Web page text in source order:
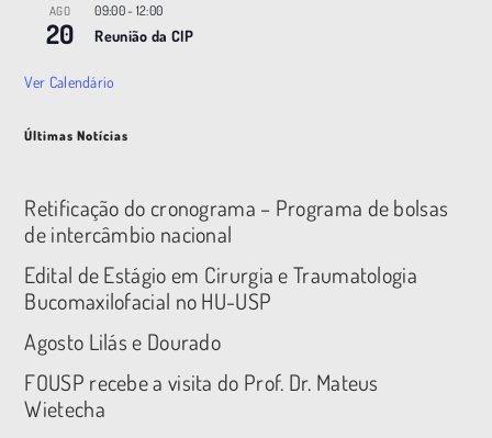
AGO
20
09:00- 12:00
Reunião da CIP
Ver Calendário
Últimas Notícias
Retificação do cronograma – Programa de bolsas
de intercâmbio nacional
Edital de Estágio em Cirurgia e Traumatologia
Bucomaxilofacial no HU-USP
Agosto Lilás e Dourado
FOUSP recebe a visita do Prof. Dr. Mateus
Wietecha